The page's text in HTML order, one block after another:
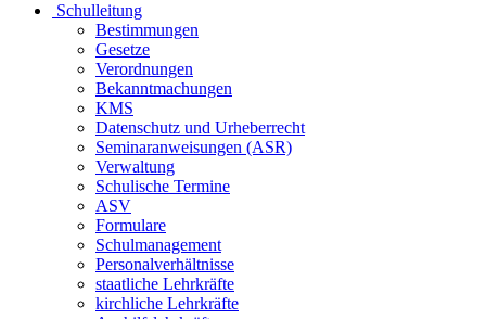
Schulleitung
Bestimmungen
Gesetze
Verordnungen
Bekanntmachungen
KMS
Datenschutz und Urheberrecht
Seminaranweisungen (ASR)
Verwaltung
Schulische Termine
ASV
Formulare
Schulmanagement
Personalverhältnisse
staatliche Lehrkräfte
kirchliche Lehrkräfte